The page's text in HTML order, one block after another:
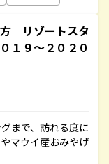
リゾートスタ
９～２０２０
まで、訪れる度に
マウイ産おみやげ